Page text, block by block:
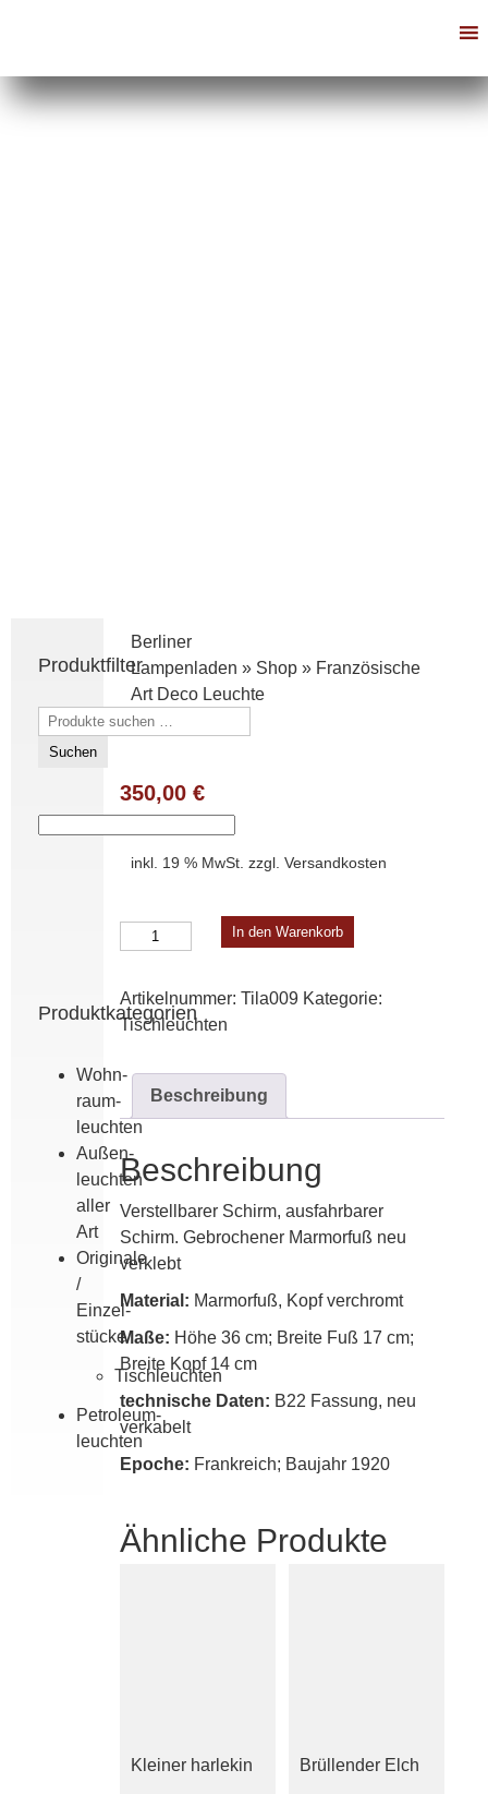
Produktfilter
Suchen
nach:
Suchen
Produktkategorien
Wohn­
raum­
leuchten
Außen­
leuchten
aller
Art
Originale
/
Einzel­
stücke
Tischleuchten
Petroleum­
leuchten
Berliner
Lampenladen » Shop» Französische
Art Deco Leuchte
350,00 €
inkl. 19 % MwSt. zzgl. Versandkosten
Französische
Art
Leuchte
Menge
In den Warenkorb
Artikelnummer: Tila009 Kategorie:
Tischleuchten
Beschreibung
Beschreibung
Verstellbarer Schirm, ausfahrbarer
Schirm. Gebrochener Marmorfuß neu
verklebt
Material: Marmorfuß, Kopf verchromt
Maße: Höhe 36 cm; Breite Fuß 17 cm;
Breite Kopf 14 cm
technische Daten: B22 Fassung, neu
verkabelt
Epoche: Frankreich; Baujahr 1920
Ähnliche Produkte
Kleiner harlekin Brüllender Elch